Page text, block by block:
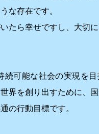
な存在です。
たら幸せですし、大切
続可能な社会の実現を
界を創り出すために、
の行動目標です。